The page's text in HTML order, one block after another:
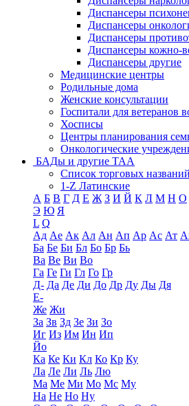
Диспансеры
Диспансеры
Диспансеры
Диспансеры кожно-
Диспансеры другие
Медицинские центры
Родильные дома
Женские консультации
Госпитали для ветеранов
Хосписы
Центры планирования
Онкологические
БАДы и другие ТАА
Список торговых
1-Z Латинские
А Б В Г Д Е Ж З И Й К Л М Н О
Э Ю Я
L Q
Ад Ае Ак Ал Ан Ап Ар Ас Ат
Ба Бе Би Бл Бо Бр Бь
Ва Ве Ви Во
Га Ге Ги Гл Го Гр
Д- Да Де Ди До Др Ду Ды Дя
Е-
Же Жи
За Зв Зд Зе Зи Зо
Иг Из Им Ин Ип
Йо
Ка Ке Ки Кл Ко Кр Ку
Ла Ле Ли Ль Лю
Ма Ме Ми Мо Мс Му
На Не Но Ну